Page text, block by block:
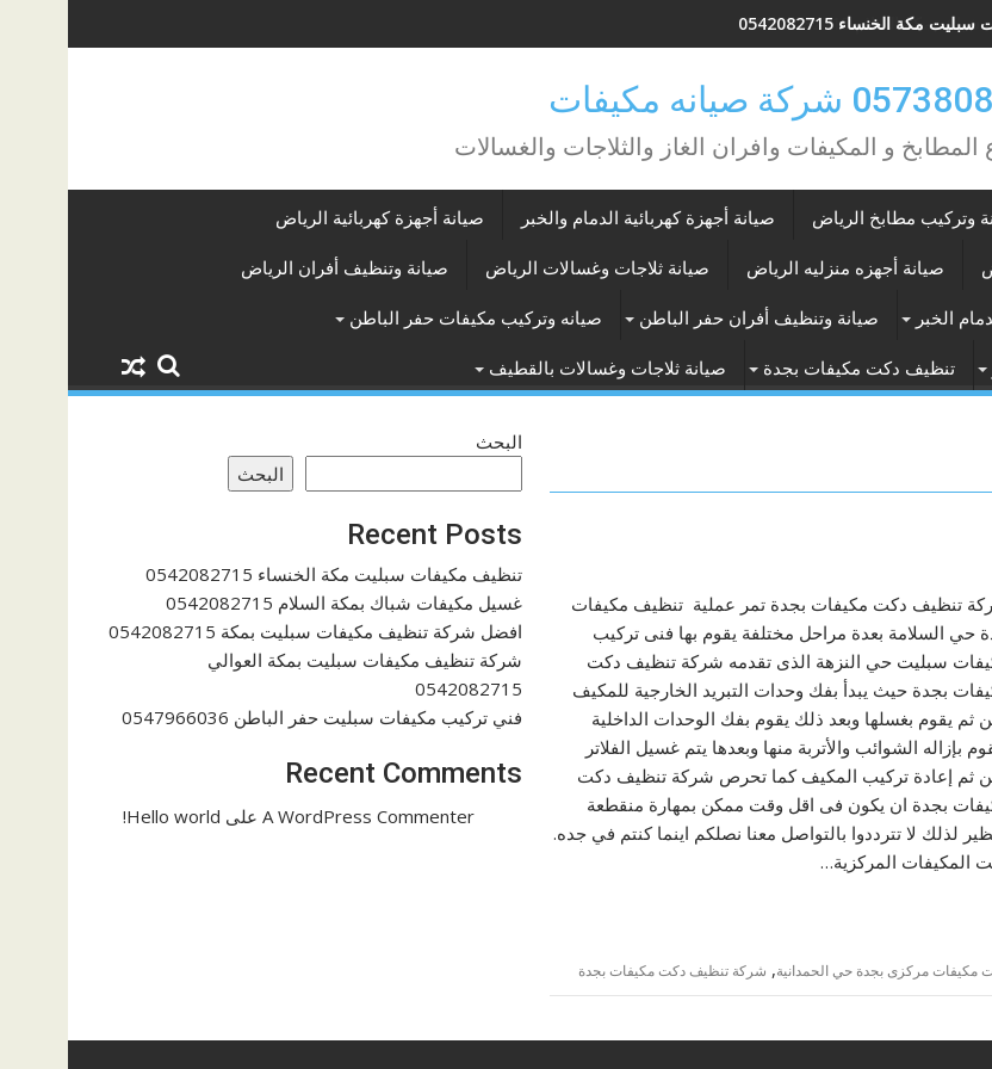
مكة الخنساء 0542082715
بمكة السلام 0542082715
شركة صيانه مكيفات
المطابخ و المكيفات وافران الغاز والثلاجات والغسالات
وتركيب مطابخ الرياض صيانة أجهزة كهربائية الدمام والخبر صيانة أجهزة كهربائية الرياض
صيانة أجهزه منزليه الرياض صيانة ثلاجات وغسالات الرياض صيانة وتنظيف أفران الرياض
الخبر صيانة وتنظيف أفران حفر الباطن صيانه وتركيب مكيفات حفر الباطن
تنظيف دكت مكيفات بجدة صيانة ثلاجات وغسالات بالقطيف
تنظيف دكت مكيفات بجدة تمر عملية تنظيف مكيفات
حي السلامة بعدة مراحل مختلفة يقوم بها فنى تركيب
سبليت حي النزهة الذى تقدمه شركة تنظيف دكت
بجدة حيث يبدأ بفك وحدات التبريد الخارجية للمكيف
ثم يقوم بغسلها وبعد ذلك يقوم بفك الوحدات الداخلية
بإزاله الشوائب والأتربة منها وبعدها يتم غسيل الفلاتر
ثم إعادة تركيب المكيف كما تحرص شركة تنظيف دكت
بجدة ان يكون فى اقل وقت ممكن بمهارة منقطعة
لذلك لا تترددوا بالتواصل معنا نصلكم اينما كنتم في جده.
المكيفات المركزية…
مكيفات مركزى بجدة حي الحمدانية, شركة تنظيف دكت مكيفات بجدة
البحث
البحث
Recent Posts
تنظيف مكيفات سبليت مكة الخنساء 0542082715
غسيل مكيفات شباك بمكة السلام 0542082715
افضل شركة تنظيف مكيفات سبليت بمكة 0542082715
شركة تنظيف مكيفات سبليت بمكة العوالي
0542082715
فني تركيب مكيفات سبليت حفر الباطن 0547966036
Recent Comments
A WordPress Commenter على Hello world!